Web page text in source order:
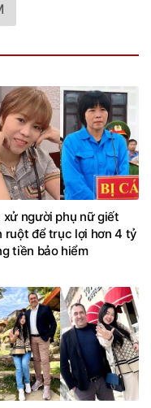
xử người phụ nữ giết
ruột để trục lợi hơn 4 tỷ
tiền bảo hiểm